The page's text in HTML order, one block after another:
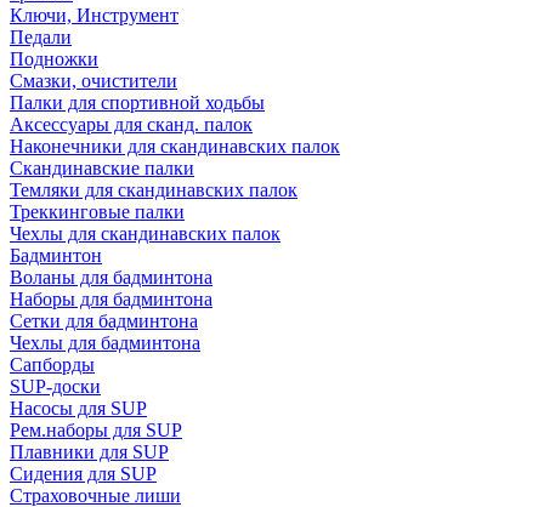
Ключи, Инструмент
Педали
Подножки
Смазки, очистители
Палки для спортивной ходьбы
Аксессуары для сканд. палок
Наконечники для скандинавских палок
Скандинавские палки
Темляки для скандинавских палок
Треккинговые палки
Чехлы для скандинавских палок
Бадминтон
Воланы для бадминтона
Наборы для бадминтона
Сетки для бадминтона
Чехлы для бадминтона
Сапборды
SUP-доски
Насосы для SUP
Рем.наборы для SUP
Плавники для SUP
Сидения для SUP
Страховочные лиши